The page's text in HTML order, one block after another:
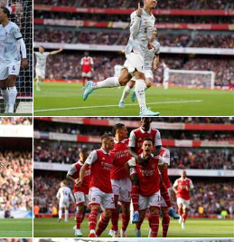
دوري أبطال إفريقيا
كل البطولات
أقسام
الكرة المصرية
الدوري المصري
الكرة الأوروبية